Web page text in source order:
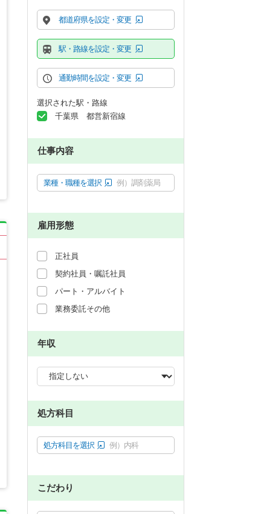
都道府県を設定・変更
駅・路線を設定・変更
通勤時間を設定・変更
選択された駅・路線
千葉県 都営新宿線
仕事内容
業種・職種を選択 例）調剤薬局
雇用形態
正社員
契約社員・嘱託社員
パート・アルバイト
業務委託その他
年収
処方科目
処方科目を選択 例）内科
こだわり